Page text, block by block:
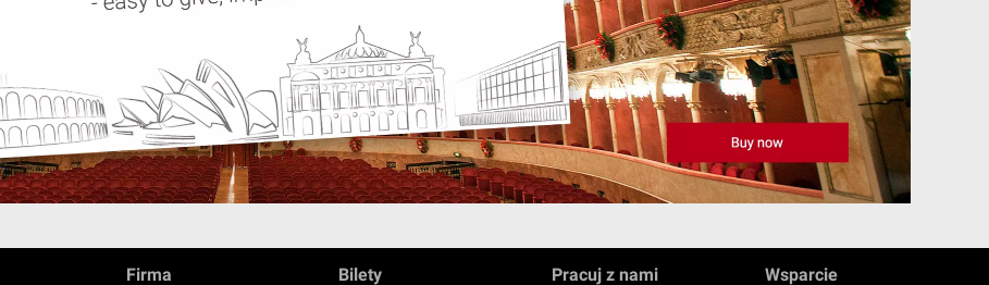
Firma Bilety Pracuj z nami Wsparcie